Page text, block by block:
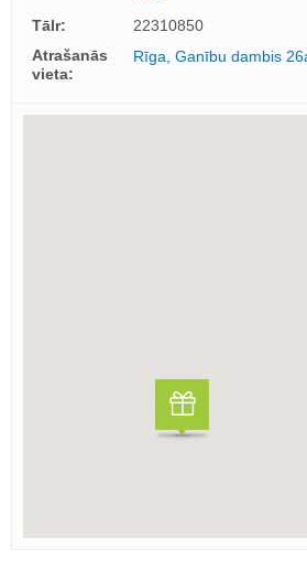
Tālr:
22310850
Atrašanās
vieta:
Rīga, Ganību dambis